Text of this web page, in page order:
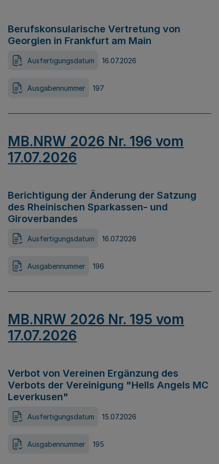
Berufskonsularische Vertretung von
Georgien in Frankfurt am Main
Ausfertigungsdatum 16.07.2026
Ausgabennummer 197
MB.NRW 2026 Nr. 196 vom
17.07.2026
Berichtigung der Änderung der Satzung
des Rheinischen Sparkassen- und
Giroverbandes
Ausfertigungsdatum 16.07.2026
Ausgabennummer 196
MB.NRW 2026 Nr. 195 vom
17.07.2026
Verbot von Vereinen Ergänzung des
Verbots der Vereinigung "Hells Angels MC
Leverkusen"
Ausfertigungsdatum 15.07.2026
Ausgabennummer 195